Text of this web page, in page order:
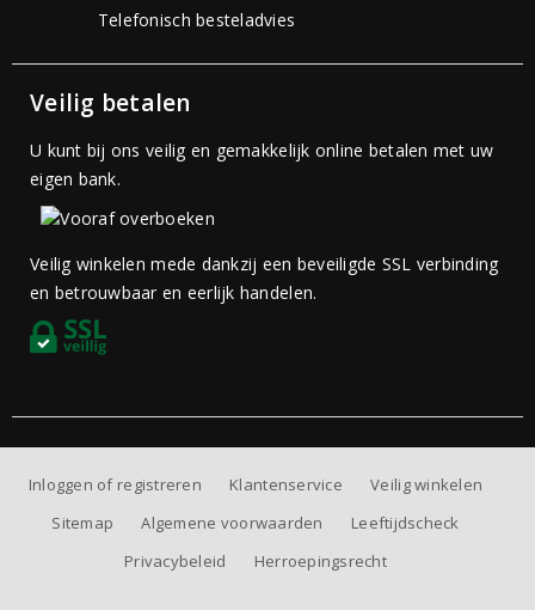
Telefonisch besteladvies
Veilig betalen
U kunt bij ons veilig en gemakkelijk online betalen met uw
eigen bank.
Veilig winkelen mede dankzij een beveiligde SSL verbinding
en betrouwbaar en eerlijk handelen.
Inloggen of registreren Klantenservice
Veilig winkelen
Sitemap
Algemene voorwaarden
Leeftijdscheck
Privacybeleid
Herroepingsrecht